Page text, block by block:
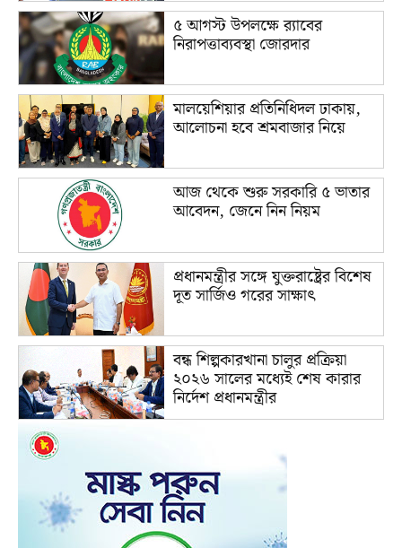
৫ আগস্ট উপলক্ষে র‌্যাবের
নিরাপত্তাব্যবস্থা জোরদার
মালয়েশিয়ার প্রতিনিধিদল ঢাকায়,
আলোচনা হবে শ্রমবাজার নিয়ে
আজ থেকে শুরু সরকারি ৫ ভাতার
আবেদন, জেনে নিন নিয়ম
প্রধানমন্ত্রীর সঙ্গে যুক্তরাষ্ট্রের বিশেষ
দূত সার্জিও গরের সাক্ষাৎ
বন্ধ শিল্পকারখানা চালুর প্রক্রিয়া
২০২৬ সালের মধ্যেই শেষ কারার
নির্দেশ প্রধানমন্ত্রীর